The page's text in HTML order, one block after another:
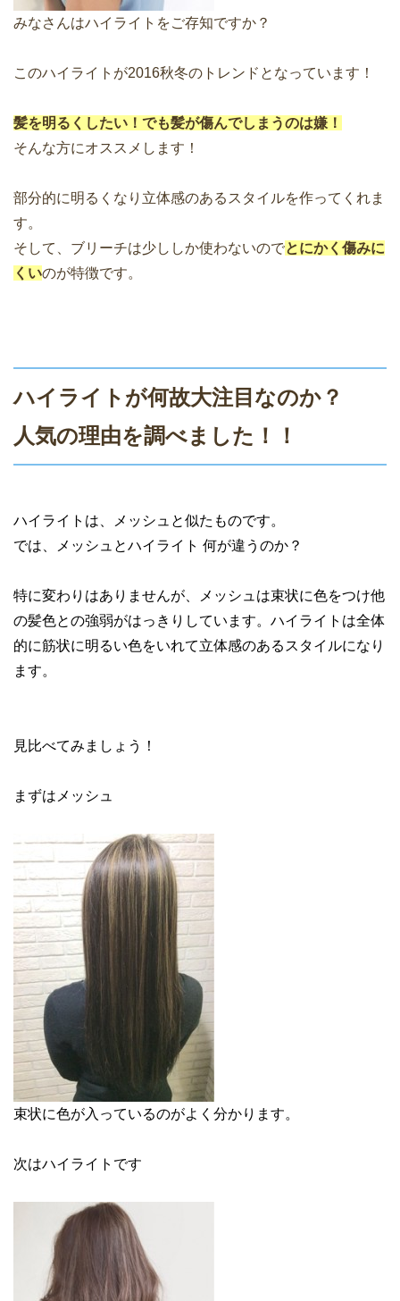
みなさんはハイライトをご存知ですか？
このハイライトが2016秋冬のトレンドとなっています！
髪を明るくしたい！でも髪が傷んでしまうのは嫌！
そんな方にオススメします！
部分的に明るくなり立体感のあるスタイルを作ってくれま
す。
そして、ブリーチは少ししか使わないのでとにかく傷みに
くいのが特徴です。
ハイライトが何故大注目なのか？
人気の理由を調べました！！
ハイライトは、メッシュと似たものです。
では、メッシュとハイライト 何が違うのか？
特に変わりはありませんが、メッシュは束状に色をつけ他
の髪色との強弱がはっきりしています。ハイライトは全体
的に筋状に明るい色をいれて立体感のあるスタイルになり
ます。
見比べてみましょう！
まずはメッシュ
束状に色が入っているのがよく分かります。
次はハイライトです